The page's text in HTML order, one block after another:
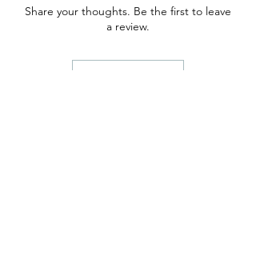
Share your thoughts. Be the first to leave
a review.